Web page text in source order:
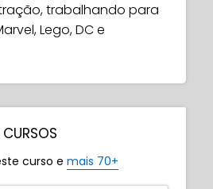
trabalhando para
Lego, DC e
curso e mais 70+